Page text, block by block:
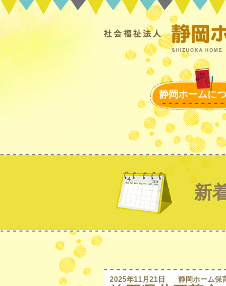
静岡ホームに
新
2025年11月21日 静岡ホーム保